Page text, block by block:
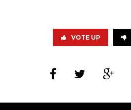
VOTE UP